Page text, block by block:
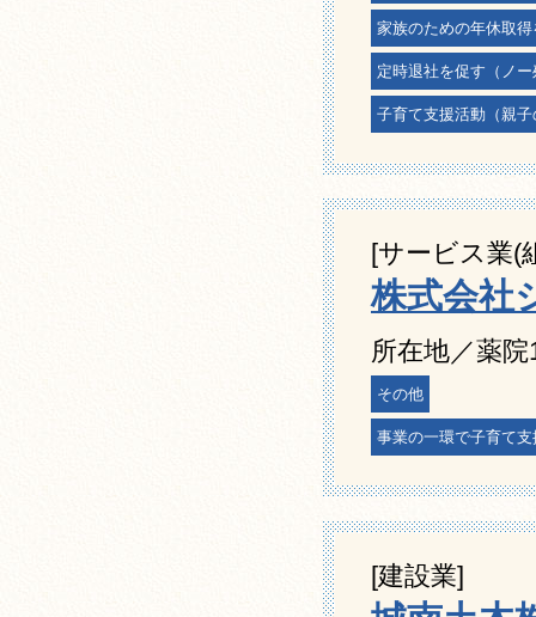
家族のための年休取得
定時退社を促す（ノ
子育て支援活動（親
[サービス業(
株式会社
所在地／薬
その他
事業の一環で子育て
[建設業]